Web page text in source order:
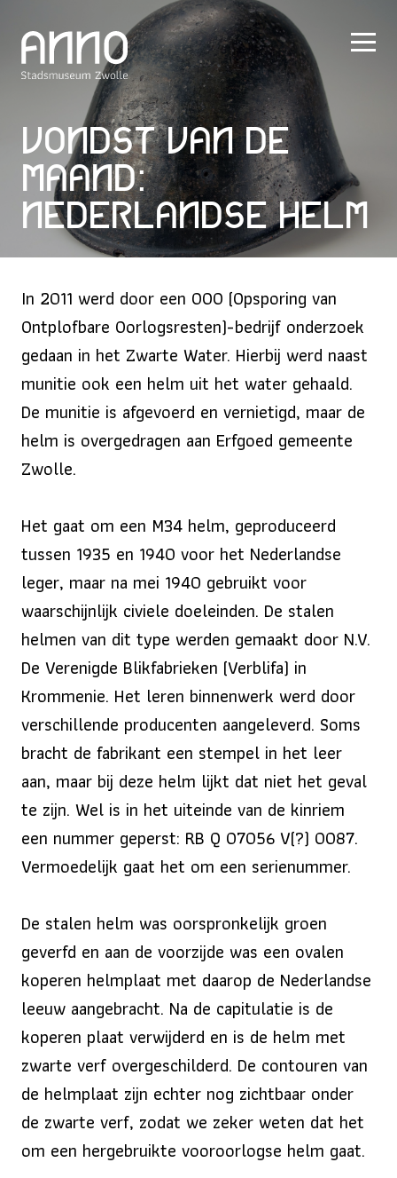
Vondst van de
maand:
Nederlandse helm
In 2011 werd door een OOO (Opsporing van
Ontplofbare Oorlogsresten)-bedrijf onderzoek
gedaan in het Zwarte Water. Hierbij werd naast
munitie ook een helm uit het water gehaald.
De munitie is afgevoerd en vernietigd, maar de
helm is overgedragen aan Erfgoed gemeente
Zwolle.
Het gaat om een M34 helm, geproduceerd
tussen 1935 en 1940 voor het Nederlandse
leger, maar na mei 1940 gebruikt voor
waarschijnlijk civiele doeleinden. De stalen
helmen van dit type werden gemaakt door N.V.
De Verenigde Blikfabrieken (Verblifa) in
Krommenie. Het leren binnenwerk werd door
verschillende producenten aangeleverd. Soms
bracht de fabrikant een stempel in het leer
aan, maar bij deze helm lijkt dat niet het geval
te zijn. Wel is in het uiteinde van de kinriem
een nummer geperst: RB Q 07056 V(?) 0087.
Vermoedelijk gaat het om een serienummer.
De stalen helm was oorspronkelijk groen
geverfd en aan de voorzijde was een ovalen
koperen helmplaat met daarop de Nederlandse
leeuw aangebracht. Na de capitulatie is de
koperen plaat verwijderd en is de helm met
zwarte verf overgeschilderd. De contouren van
de helmplaat zijn echter nog zichtbaar onder
de zwarte verf, zodat we zeker weten dat het
om een hergebruikte vooroorlogse helm gaat.